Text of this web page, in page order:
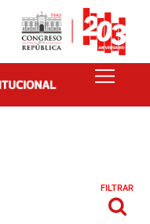
FILTRAR